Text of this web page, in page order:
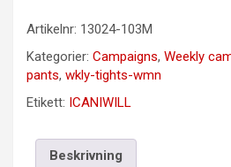
Artikelnr: 13024-103M
Kategorier: Campaigns, Weekly
pants, wkly-tights-wmn
Etikett: ICANIWILL
Beskrivning